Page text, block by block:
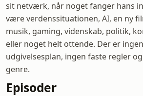
sit netværk, når noget fanger hans
være verdenssituationen, AI, en ny
musik, gaming, videnskab, politik,
eller noget helt ottende. Der er
udgivelsesplan, ingen faste regler
genre.
Episoder